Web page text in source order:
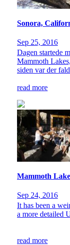
Sonora,
Sep 25, 2016
Dagen startede
Mammoth
siden var der
read more
Mammoth
Sep 24, 2016
It has been a
a more detailed
read more